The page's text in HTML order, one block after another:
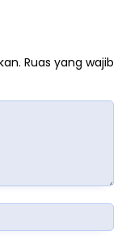
Ruas yang wajib